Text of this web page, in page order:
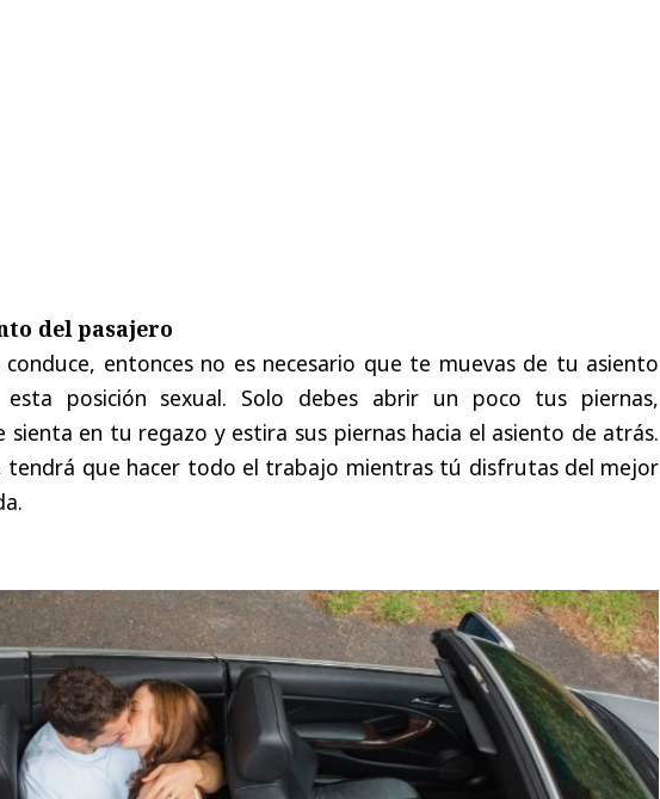
del pasajero
entonces no es necesario que te muevas de tu asiento
posición sexual. Solo debes abrir un poco tus piernas,
sienta en tu regazo y estira sus piernas hacia el asiento de atrás.
tendrá que hacer todo el trabajo mientras tú disfrutas del mejor